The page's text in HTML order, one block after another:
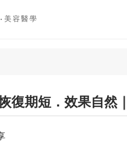
美容醫學
復期短．效果自然